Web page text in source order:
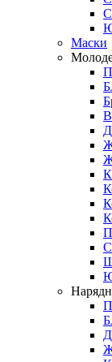
Маски